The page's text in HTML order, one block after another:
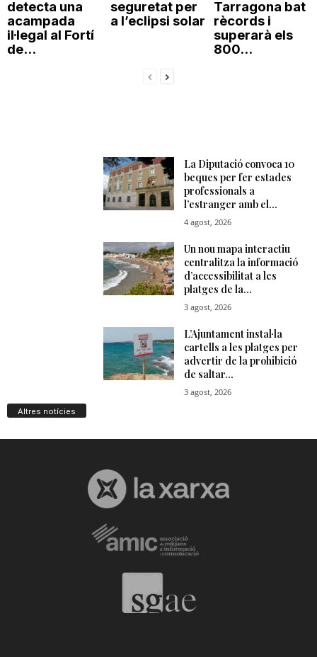
detecta una
acampada
il·legal al Fortí
de...
seguretat per
a l’eclipsi solar
Tarragona bat
rècords i
superarà els
800...
Altres notícies